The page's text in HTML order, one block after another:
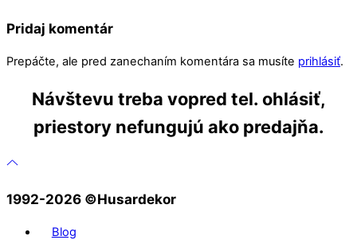
Pridaj komentár
Prepáčte, ale pred zanechaním komentára sa musíte prihlásiť.
Návštevu treba vopred tel. ohlásiť,
priestory nefungujú ako predajňa.
1992-2026 ©️Husardekor
Blog